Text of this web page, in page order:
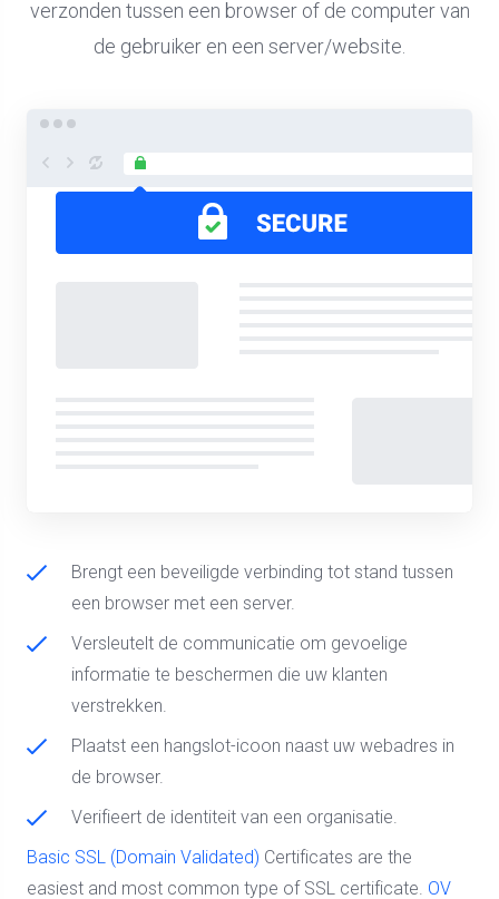
verzonden tussen een browser of de computer van
de gebruiker en een server/website.
Brengt een beveiligde verbinding tot stand tussen
een browser met een server.
Versleutelt de communicatie om gevoelige
informatie te beschermen die uw klanten
verstrekken.
Plaatst een hangslot-icoon naast uw webadres in
de browser.
Verifieert de identiteit van een organisatie.
Basic SSL (Domain Validated) Certificates are the
easiest and most common type of SSL certificate. OV